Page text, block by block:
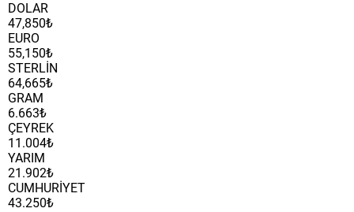
DOLAR
47,850₺
EURO
55,150₺
STERLİN
64,665₺
GRAM
6.663₺
ÇEYREK
11.004₺
YARIM
21.902₺
CUMHURİYET
43.250₺